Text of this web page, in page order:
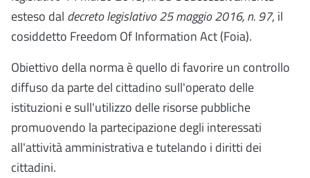
esteso dal decreto legislativo 25 maggio 2016, n. 97, il
cosiddetto Freedom Of Information Act (Foia).
Obiettivo della norma è quello di favorire un controllo
diffuso da parte del cittadino sull'operato delle
istituzioni e sull'utilizzo delle risorse pubbliche
promuovendo la partecipazione degli interessati
all'attività amministrativa e tutelando i diritti dei
cittadini.